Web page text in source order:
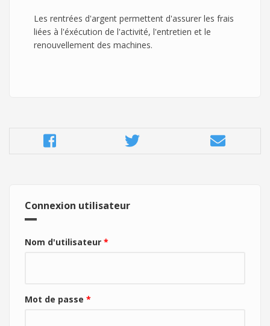
Les rentrées d'argent permettent d'assurer les frais
liées à l'éxécution de l'activité, l'entretien et le
renouvellement des machines.
Connexion utilisateur
Nom d'utilisateur *
Mot de passe *